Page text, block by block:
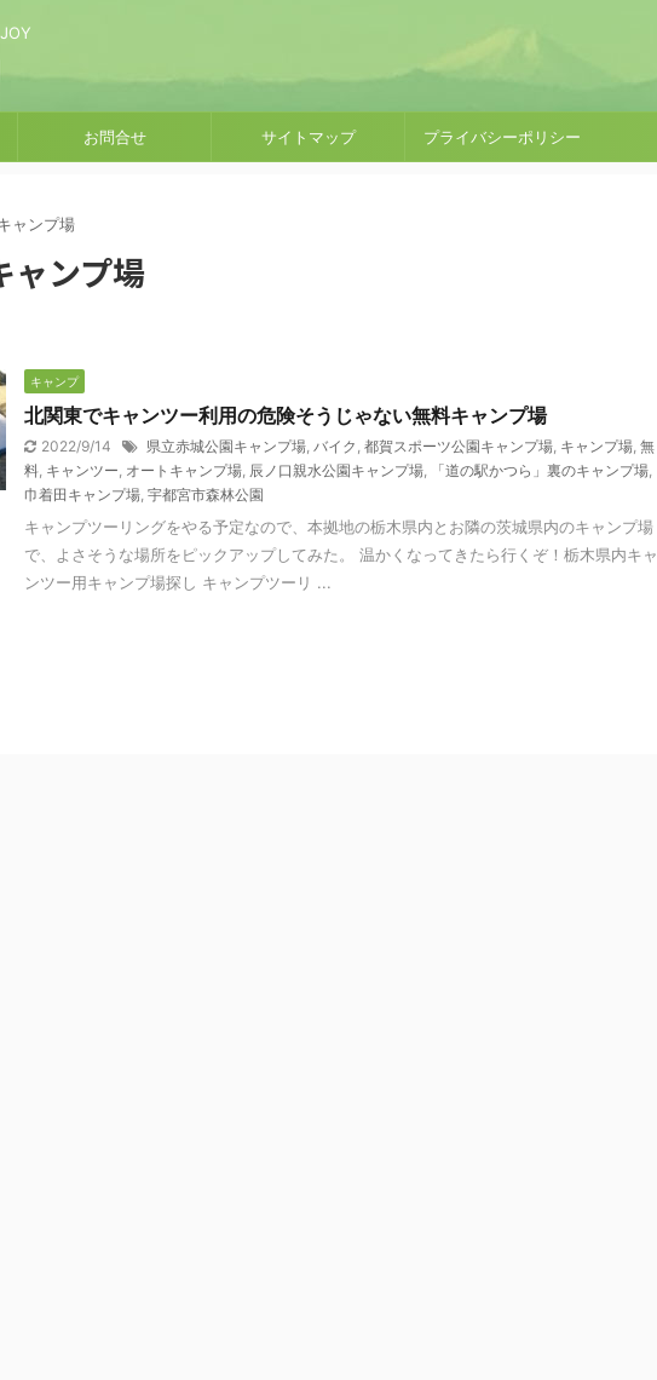
お問合せ サイトマップ プライバシーポリシー
ャンプ場
ャンプ場
キャンプ
北関東でキャンツー利用の危険そうじゃない無料キャンプ場
2022/9/14 県立赤城公園キャンプ場, バイク , 都賀スポーツ公園キャンプ場, キャンプ場, 無
料, キャンツー, オートキャンプ場, 辰ノ口親水公園キャンプ場, 「道の駅かつら」裏のキャンプ場,
巾着田キャンプ場, 宇都宮市森林公園
キャンプツーリングをやる予定なので、本拠地の栃木県内とお隣の茨城県内のキャンプ場
で、よさそうな場所をピックアップしてみた。 温かくなってきたら行くぞ！栃木県内キャ
ンツー用キャンプ場探し キャンプツーリ ...